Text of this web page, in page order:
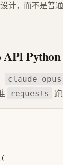
计，而不是普通
API
claude
requests 跑